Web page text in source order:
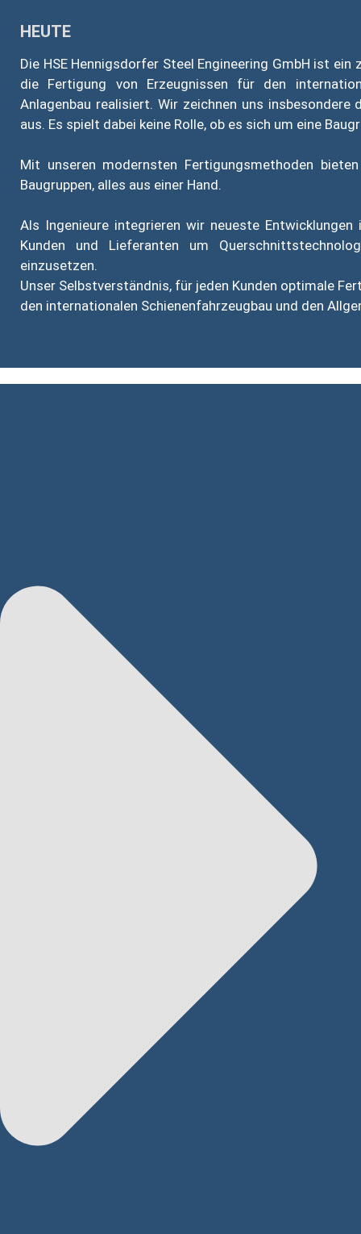
HEUTE
Die HSE Hennigsdorfer Steel Engineering GmbH ist
die Fertigung von Erzeugnissen für den
Anlagenbau realisiert. Wir zeichnen uns
aus. Es spielt dabei keine Rolle, ob es sich um eine
Mit unseren modernsten Fertigungsmethoden
Baugruppen, alles aus einer Hand.
Als Ingenieure integrieren wir neueste
Kunden und Lieferanten um
einzusetzen.
Unser Selbstverständnis, für jeden Kunden optimale
den internationalen Schienenfahrzeugbau und den